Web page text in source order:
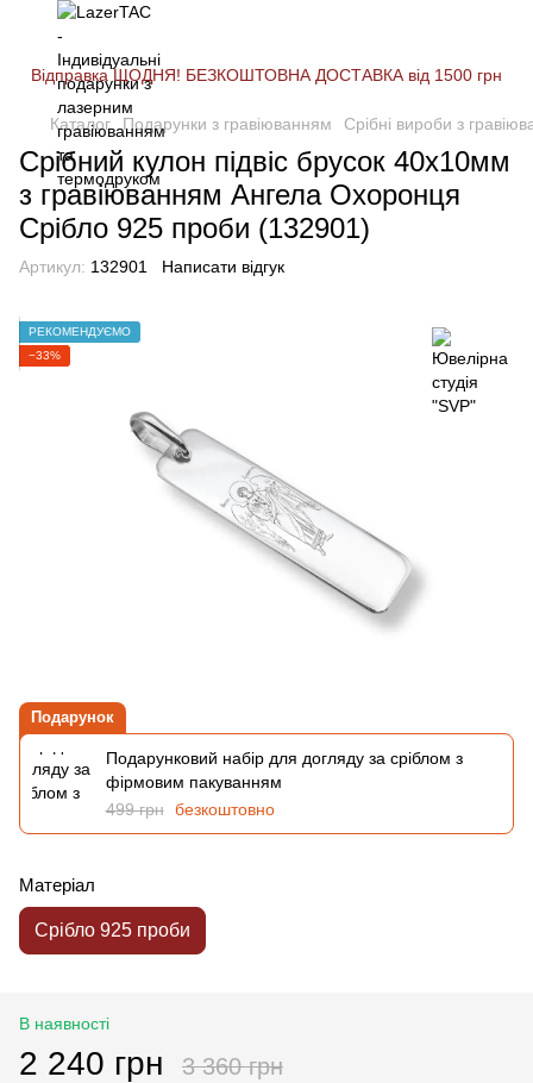
Відправка ЩОДНЯ! БЕЗКОШТОВНА ДОСТАВКА від 1500 грн
Каталог Подарунки з гравіюванням Срібні вироби з
Срібний кулон підвіс брусок 40х10мм
з гравіюванням Ангела Охоронця
Срібло 925 проби (132901)
Артикул: 132901 Написати відгук
РЕКОМЕНДУЄМО
−33%
Подарунок
Подарунковий набір для догляду за сріблом з
фірмовим пакуванням
499 грн безкоштовно
Матеріал
Срібло 925 проби
В наявності
2 240 грн 3 360 грн